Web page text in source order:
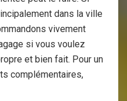
dans la ville
vivement
si vous voulez
et bien fait. Pour un
complémentaires,